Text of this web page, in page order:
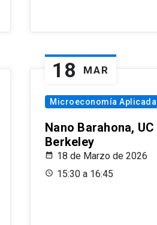
18 MAR
Microeconomía Aplicada
Nano Barahona, UC
Berkeley
18 de Marzo de 2026
15:30 a 16:45